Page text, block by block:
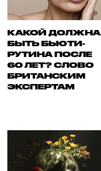
КАКОЙ ДОЛЖНА
БЫТЬ БЬЮТИ-
РУТИНА ПОСЛЕ
60 ЛЕТ? СЛОВО
БРИТАНСКИМ
ЭКСПЕРТАМ